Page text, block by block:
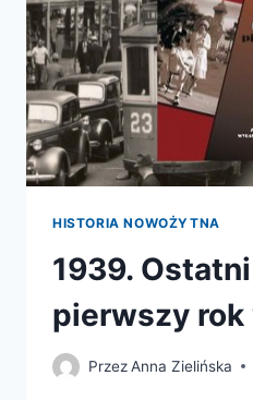
I
HISTORIA NOWOŻYTNA
1939.
pierwszy rok
PrzezAnna Zielińska